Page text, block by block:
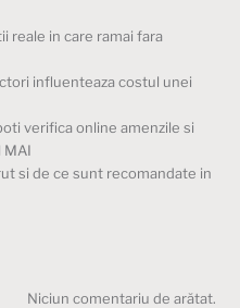
reale in care ramai fara
influenteaza costul unei
verifica online amenzile si
MAI
si de ce sunt recomandate in
Niciun comentariu de arătat.